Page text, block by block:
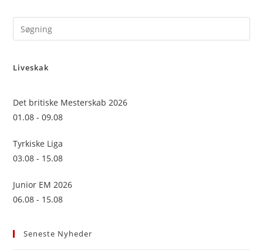
Liveskak
Det britiske Mesterskab 2026
01.08 - 09.08
Tyrkiske Liga
03.08 - 15.08
Junior EM 2026
06.08 - 15.08
Seneste Nyheder